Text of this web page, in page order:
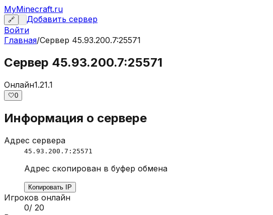
MyMinecraft.ru
🔗
Добавить сервер
Войти
Главная/Сервер 45.93.200.7:25571
Сервер 45.93.200.7:25571
Онлайн1.21.1
🤍0
Информация о сервере
Адрес сервера
45.93.200.7:25571
Адрес скопирован в буфер обмена
Копировать IP
Игроков онлайн
0/ 20